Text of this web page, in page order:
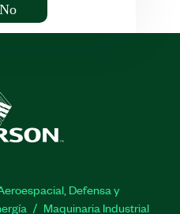
No
Defensa y
Maquinaria Industrial